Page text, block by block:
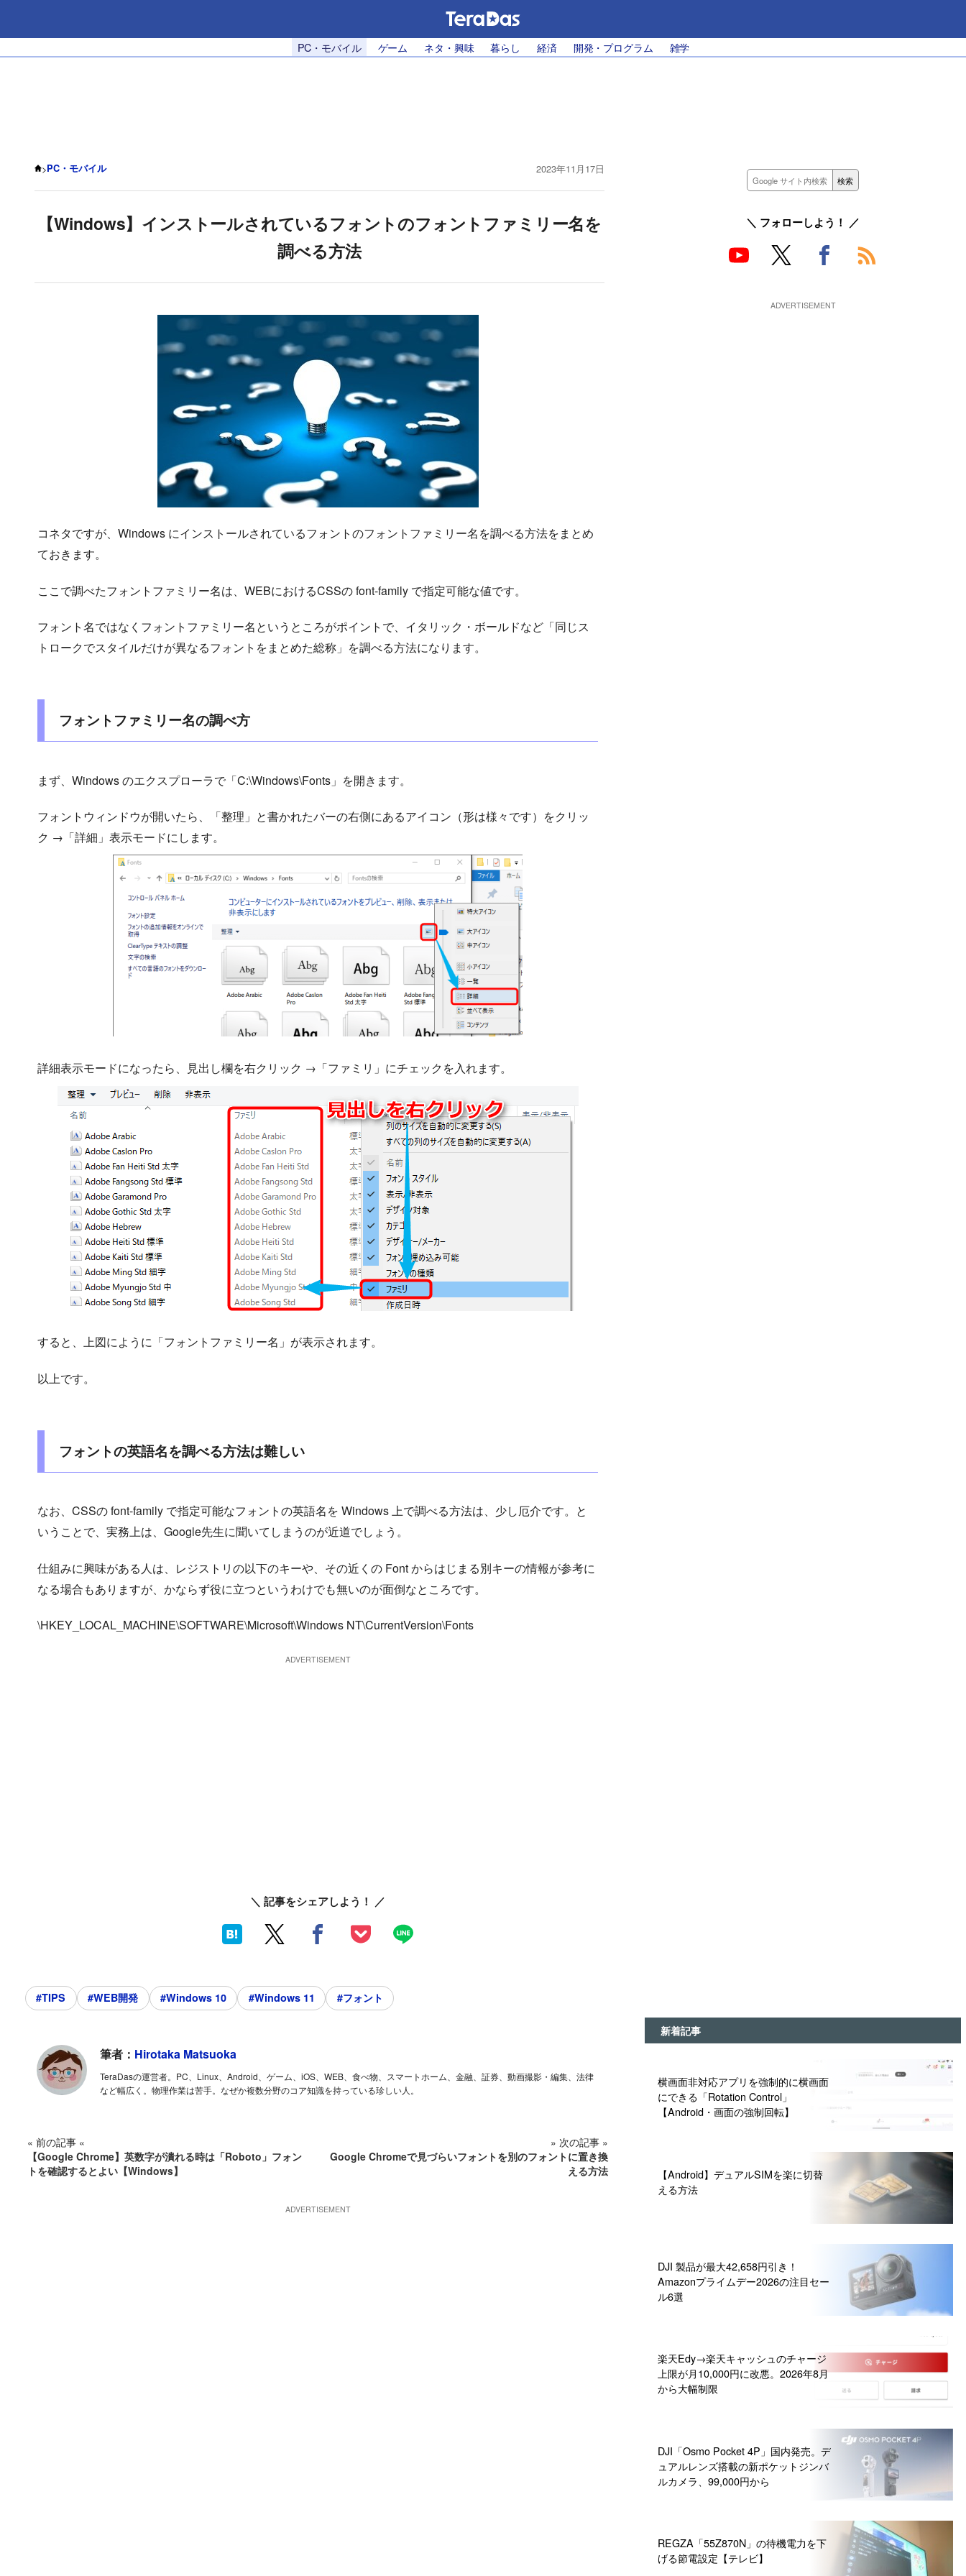
PC・モバイル ゲーム ネタ・興味 暮らし 経済 開発・プログラム 雑学
>PC・モバイル 2023年11月17日
【Windows】インストールされているフォントのフォントファミリー名を
調べる方法
コネタですが、Windows にインストールされているフォントのフォントファミリー名を調べる方法をまとめ
ておきます。
ここで調べたフォントファミリー名は、WEBにおけるCSSの font-family で指定可能な値です。
フォント名ではなくフォントファミリー名というところがポイントで、イタリック・ボールドなど「同じス
トロークでスタイルだけが異なるフォントをまとめた総称」を調べる方法になります。
フォントファミリー名の調べ方
まず、Windows のエクスプローラで「C:\Windows\Fonts」を開きます。
フォントウィンドウが開いたら、「整理」と書かれたバーの右側にあるアイコン（形は様々です）をクリッ
ク →「詳細」表示モードにします。
詳細表示モードになったら、見出し欄を右クリック →「ファミリ」にチェックを入れます。
すると、上図にように「フォントファミリー名」が表示されます。
以上です。
フォントの英語名を調べる方法は難しい
なお、CSSの font-family で指定可能なフォントの英語名を Windows 上で調べる方法は、少し厄介です。と
いうことで、実務上は、Google先生に聞いてしまうのが近道でしょう。
仕組みに興味がある人は、レジストリの以下のキーや、その近くの Font からはじまる別キーの情報が参考に
なる場合もありますが、かならず役に立つというわけでも無いのが面倒なところです。
\HKEY_LOCAL_MACHINE\SOFTWARE\Microsoft\Windows NT\CurrentVersion\Fonts
＼ 記事をシェアしよう！ ／
#TIPS #WEB開発 #Windows 10 #Windows 11 #フォント
筆者： Hirotaka Matsuoka
TeraDasの運営者。PC、Linux、Android、ゲーム、iOS、WEB、食べ物、スマートホーム、金融、証券、動画撮影・編集、法律
など幅広く。物理作業は苦手。なぜか複数分野のコア知識を持っている珍しい人。
« 前の記事 «
【Google Chrome】英数字が潰れる時は「Roboto」フォン
トを確認するとよい【Windows】
» 次の記事 »
Google Chromeで見づらいフォントを別のフォントに置き換
える方法
＼ フォローしよう！ ／
新着記事
横画面非対応アプリを強制的に横画面
にできる「Rotation Control」
【Android・画面の強制回転】
【Android】デュアルSIMを楽に切替
える方法
DJI 製品が最大42,658円引き！
Amazonプライムデー2026の注目セー
ル6選
楽天Edy→楽天キャッシュのチャージ
上限が月10,000円に改悪。2026年8月
から大幅制限
DJI「Osmo Pocket 4P」国内発売。デ
ュアルレンズ搭載の新ポケットジンバ
ルカメラ、99,000円から
REGZA「55Z870N」の待機電力を下
げる節電設定【テレビ】